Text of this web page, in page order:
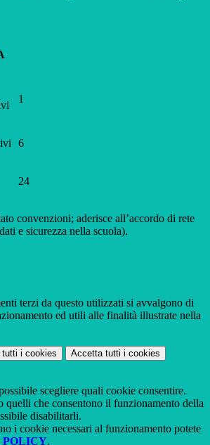
1
6
24
convenzioni; aderisce all’accordo di rete
e sicurezza nella scuola).
terzi da questo utilizzati si avvalgono di
ed utili alle finalità illustrate nella
tutti i cookies Accetta tutti i cookies
scegliere quali cookie consentire.
quelli che consentono il funzionamento della
disabilitarli.
i cookie necessari al funzionamento potete
POLICY.